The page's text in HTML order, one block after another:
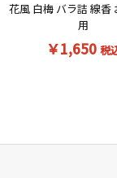
花風 白梅 バラ詰 線香
用
￥1,650 税